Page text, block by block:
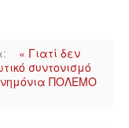
« Γιατί δεν
συντονισμό
ΠΟΛΕΜΟ